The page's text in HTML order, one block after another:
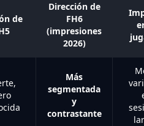
de
Dirección de
FH6
(impresiones
2026)
Más
segmentada
y
contrastante